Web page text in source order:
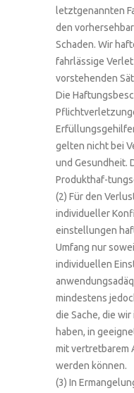
letztgenannten
den
Schaden. Wir
fahrlässige
vorstehenden
Die
gelten nicht bei
und Gesundheit.
Produkthaf-
(2) Für den
individueller
einstellungen
Umfang nur
individuellen
mindestens
die Sache, die
haben, in
mit vertretbarem
werden können.
(3) In